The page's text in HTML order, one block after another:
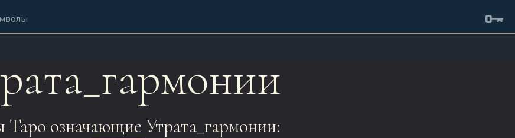
Таро означающие Утрата_гармонии: